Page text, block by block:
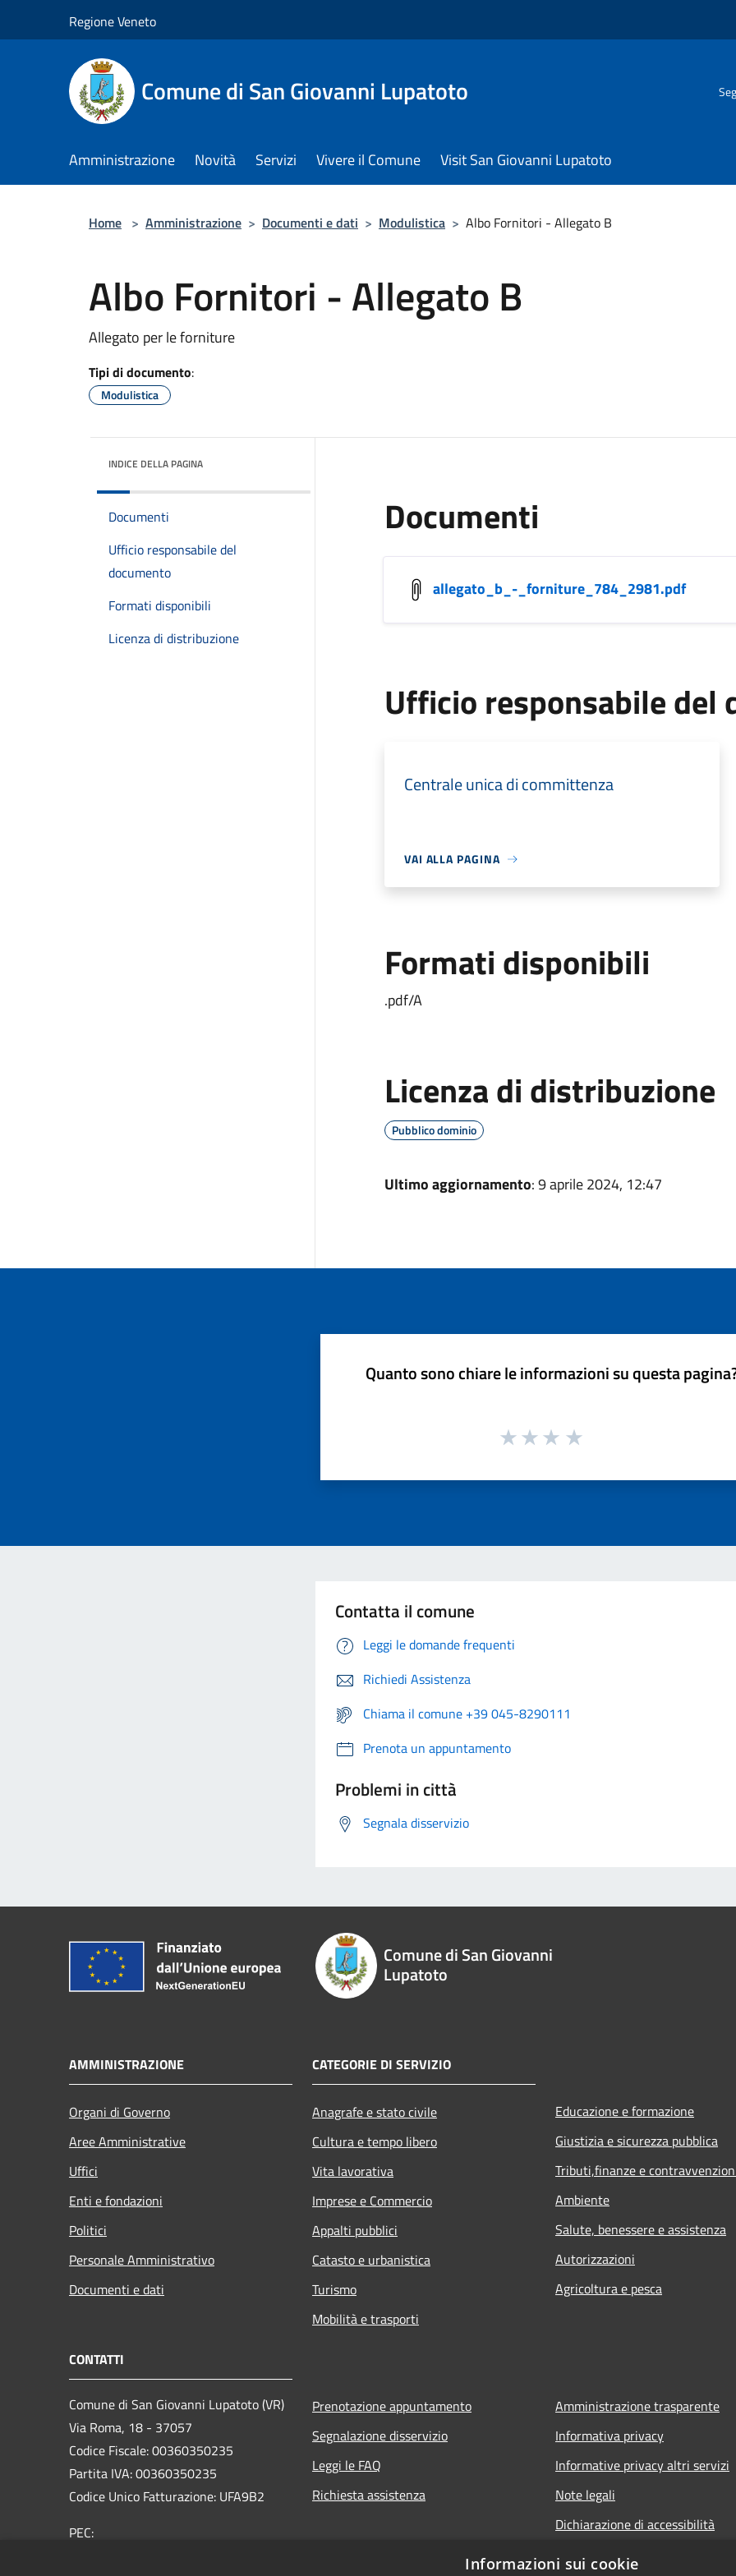
Regione Veneto
Comune di San Giovanni Lupatoto
Amministrazione Novità Servizi Vivere il Comune Visit San Giovanni Lupatoto
Home > Amministrazione > Documenti e dati > Modulistica > Albo Fornitori - Allegato B
Albo Fornitori - Allegato B
Allegato per le forniture
Tipi di documento:
Modulistica
INDICE DELLA PAGINA
Documenti
Ufficio responsabile del
documento
Formati disponibili
Licenza di distribuzione
Documenti
allegato_b_-_forniture_784_2981.pdf
Ufficio responsabile del
Centrale unica di committenza
VAI ALLA PAGINA
Formati disponibili
.pdf/A
Licenza di distribuzione
Pubblico dominio
Ultimo aggiornamento: 9 aprile 2024, 12:47
Quanto sono chiare le informazioni su questa
Contatta il comune
Leggi le domande frequenti
Richiedi Assistenza
Chiama il comune +39 045-8290111
Prenota un appuntamento
Problemi in città
Segnala disservizio
Comune di San Giovanni
Lupatoto
AMMINISTRAZIONE
Organi di Governo
Aree Amministrative
Uffici
Enti e fondazioni
Politici
Personale Amministrativo
Documenti e dati
CATEGORIE DI SERVIZIO
Anagrafe e stato civile
Cultura e tempo libero
Vita lavorativa
Imprese e Commercio
Appalti pubblici
Catasto e urbanistica
Turismo
Mobilità e trasporti
Educazione e formazione
Giustizia e sicurezza pubblica
Tributi,finanze e
Ambiente
Salute, benessere e assistenza
Autorizzazioni
Agricoltura e pesca
CONTATTI
Comune di San Giovanni Lupatoto (VR)
Via Roma, 18 - 37057
Codice Fiscale: 00360350235
Partita IVA: 00360350235
Codice Unico Fatturazione: UFA9B2
PEC:
Prenotazione appuntamento
Segnalazione disservizio
Leggi le FAQ
Richiesta assistenza
Amministrazione trasparente
Informativa privacy
Informative privacy altri servizi
Note legali
Dichiarazione di accessibilità
Informazioni sui cookie